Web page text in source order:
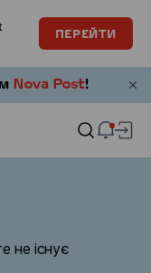
ПЕРЕЙТИ
не існує